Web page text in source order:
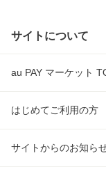
サイトについて
au PAY マーケット
はじめてご利用の方
サイトからのお知ら